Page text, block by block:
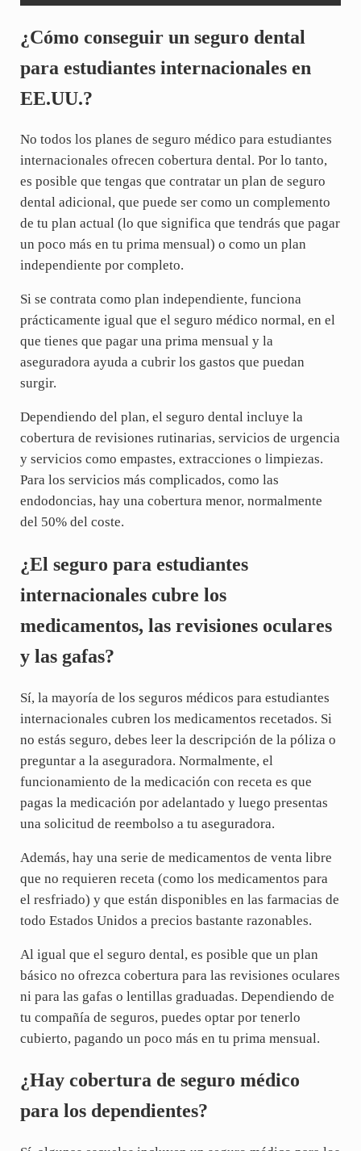
¿Cómo conseguir un seguro dental
para estudiantes internacionales en
EE.UU.?
No todos los planes de seguro médico para estudiantes
internacionales ofrecen cobertura dental. Por lo tanto,
es posible que tengas que contratar un plan de seguro
dental adicional, que puede ser como un complemento
de tu plan actual (lo que significa que tendrás que pagar
un poco más en tu prima mensual) o como un plan
independiente por completo.
Si se contrata como plan independiente, funciona
prácticamente igual que el seguro médico normal, en el
que tienes que pagar una prima mensual y la
aseguradora ayuda a cubrir los gastos que puedan
surgir.
Dependiendo del plan, el seguro dental incluye la
cobertura de revisiones rutinarias, servicios de urgencia
y servicios como empastes, extracciones o limpiezas.
Para los servicios más complicados, como las
endodoncias, hay una cobertura menor, normalmente
del 50% del coste.
¿El seguro para estudiantes
internacionales cubre los
medicamentos, las revisiones oculares
y las gafas?
Sí, la mayoría de los seguros médicos para estudiantes
internacionales cubren los medicamentos recetados. Si
no estás seguro, debes leer la descripción de la póliza o
preguntar a la aseguradora. Normalmente, el
funcionamiento de la medicación con receta es que
pagas la medicación por adelantado y luego presentas
una solicitud de reembolso a tu aseguradora.
Además, hay una serie de medicamentos de venta libre
que no requieren receta (como los medicamentos para
el resfriado) y que están disponibles en las farmacias de
todo Estados Unidos a precios bastante razonables.
Al igual que el seguro dental, es posible que un plan
básico no ofrezca cobertura para las revisiones oculares
ni para las gafas o lentillas graduadas. Dependiendo de
tu compañía de seguros, puedes optar por tenerlo
cubierto, pagando un poco más en tu prima mensual.
¿Hay cobertura de seguro médico
para los dependientes?